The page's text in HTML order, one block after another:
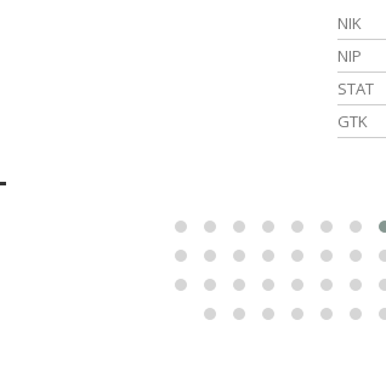
NIK
NIP
STAT
GTK